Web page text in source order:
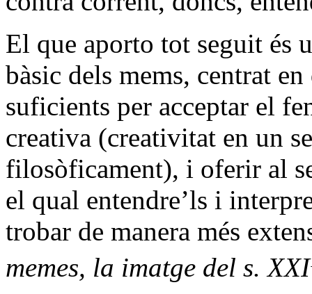
El que aporto tot seguit és
bàsic dels mems, centrat
suficients per acceptar el
creativa (creativitat en un
filosòficament), i oferir al
el qual entendre’ls i
trobar de manera més
memes, la imatge del s. XXI